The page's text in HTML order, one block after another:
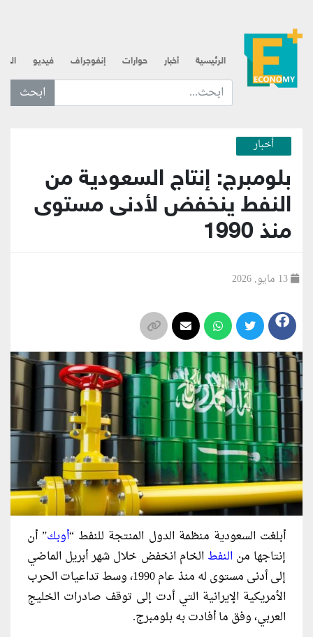
الرئيسية أخبار حوارات إنفوجراف فيديو
ابحث عن... :
أخبار
بلومبرج: إنتاج السعودية من
النفط ينخفض لأدنى مستوى
منذ 1990
أبلغت السعودية منظمة الدول المنتجة للنفط “أوبك” أن
إنتاجها من النفط الخام انخفض خلال شهر أبريل الماضي
إلى أدنى مستوى له منذ عام 1990، وسط تداعيات الحرب
الأمريكية الإيرانية التي أدت إلى توقف صادرات الخليج
العربي، وفق ما أفادت به بلومبرج.